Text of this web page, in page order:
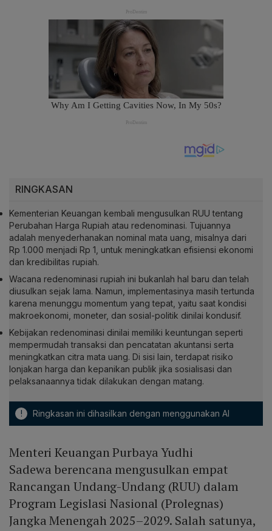
RINGKASAN
Kementerian Keuangan kembali mengusulkan RUU tentang
Perubahan Harga Rupiah atau redenominasi. Tujuannya
adalah menyederhanakan nominal mata uang, misalnya dari
Rp 1.000 menjadi Rp 1, untuk meningkatkan efisiensi ekonomi
dan kredibilitas rupiah.
Wacana redenominasi rupiah ini bukanlah hal baru dan telah
diusulkan sejak lama. Namun, implementasinya masih tertunda
karena menunggu momentum yang tepat, yaitu saat kondisi
makroekonomi, moneter, dan sosial-politik dinilai kondusif.
Kebijakan redenominasi dinilai memiliki keuntungan seperti
mempermudah transaksi dan pencatatan akuntansi serta
meningkatkan citra mata uang. Di sisi lain, terdapat risiko
lonjakan harga dan kepanikan publik jika sosialisasi dan
pelaksanaannya tidak dilakukan dengan matang.
! Ringkasan ini dihasilkan dengan menggunakan AI
Menteri Keuangan Purbaya Yudhi
Sadewa berencana mengusulkan empat
Rancangan Undang-Undang (RUU) dalam
Program Legislasi Nasional (Prolegnas)
Jangka Menengah 2025–2029. Salah satunya,